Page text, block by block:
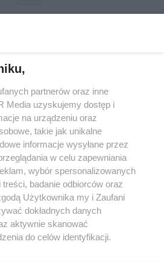
serwisie nie może być powielany i
rozpowszechniany w jakikolwiek sposób (w
na jakimkolwiek polu
włącznie z umieszczaniem w
właściciela praw. Jakiekolwiek użycie lub
lub w części z naruszeniem prawa,
zabronione pod groźbą kary i może być
partnerów oraz inne
Media uzyskujemy dostęp i
na urządzeniu oraz
takie jak unikalne
informacje wysyłane przez
w celu zapewniania
wybór spersonalizowanych
badanie odbiorców oraz
Użytkownika my i Zaufani
dokładnych danych
aktywnie skanować
do celów identyfikacji.